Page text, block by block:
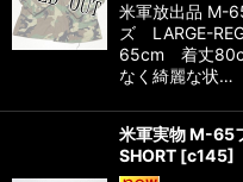
米軍放出品 M-
ズ LARGE-
65cm 着丈
なく綺麗な状…
米軍実物 M-
SHORT [c145]